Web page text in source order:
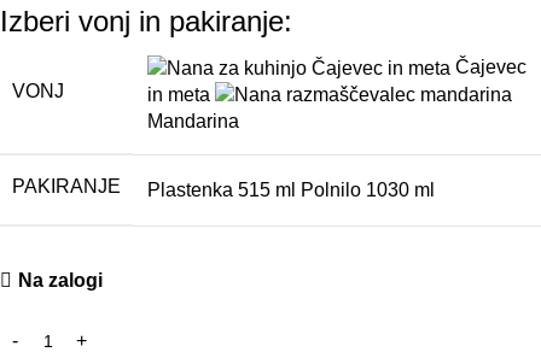
Izberi vonj in pakiranje:
VONJ
Čajevec
in meta
Mandarina
PAKIRANJE Plastenka 515 ml Polnilo 1030 ml
Na zalogi